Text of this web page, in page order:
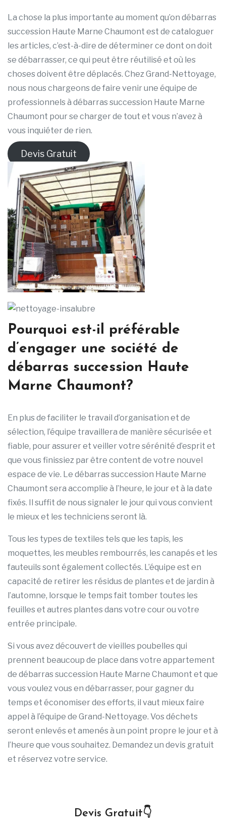
La chose la plus importante au moment qu’on débarras
succession Haute Marne Chaumont est de cataloguer
les articles, c’est-à-dire de déterminer ce dont on doit
se débarrasser, ce qui peut être réutilisé et où les
choses doivent être déplacés. Chez Grand-Nettoyage,
nous nous chargeons de faire venir une équipe de
professionnels à débarras succession Haute Marne
Chaumont pour se charger de tout et vous n’avez à
vous inquiéter de rien.
Devis Gratuit
Pourquoi est-il préférable
d’engager une société de
débarras succession Haute
Marne Chaumont?
En plus de faciliter le travail d’organisation et de
sélection, l’équipe travaillera de manière sécurisée et
fiable, pour assurer et veiller votre sérénité d’esprit et
que vous finissiez par être content de votre nouvel
espace de vie. Le débarras succession Haute Marne
Chaumont sera accomplie à l’heure, le jour et à la date
fixés. Il suffit de nous signaler le jour qui vous convient
le mieux et les techniciens seront là.
Tous les types de textiles tels que les tapis, les
moquettes, les meubles rembourrés, les canapés et les
fauteuils sont également collectés. L’équipe est en
capacité de retirer les résidus de plantes et de jardin à
l’automne, lorsque le temps fait tomber toutes les
feuilles et autres plantes dans votre cour ou votre
entrée principale.
Si vous avez découvert de vieilles poubelles qui
prennent beaucoup de place dans votre appartement
de débarras succession Haute Marne Chaumont et que
vous voulez vous en débarrasser, pour gagner du
temps et économiser des efforts, il vaut mieux faire
appel à l’équipe de Grand-Nettoyage. Vos déchets
seront enlevés et amenés à un point propre le jour et à
l’heure que vous souhaitez. Demandez un devis gratuit
et réservez votre service.
Devis Gratuit👇